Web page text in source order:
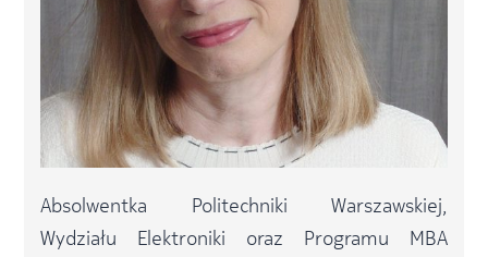
Absolwentka Politechniki Warszawskiej,
Wydziału Elektroniki oraz Programu MBA